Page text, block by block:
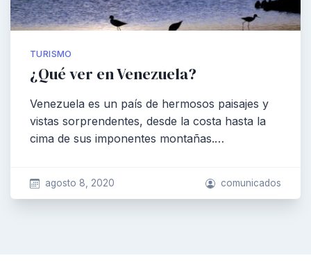
TURISMO
¿Qué ver en Venezuela?
Venezuela es un país de hermosos paisajes y
vistas sorprendentes, desde la costa hasta la
cima de sus imponentes montañas.…
agosto 8, 2020 comunicados